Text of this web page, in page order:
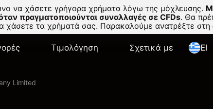
να χάσετε γρήγορα χρήματα λόγω της μόχλευσης.
πραγματοποιούνται συναλλαγές σε CFDs. Θα
χάσετε τα χρήματά σας. Παρακαλούμε ανατρέξτε
Τιμολόγηση Σχετικά με El
Limited